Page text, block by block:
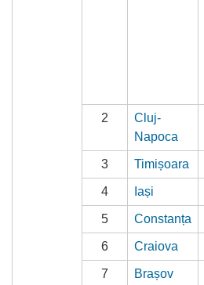
2
Cluj-
Napoca
3 Timișoara
4 Iași
5 Constanța
6 Craiova
7 Brașov